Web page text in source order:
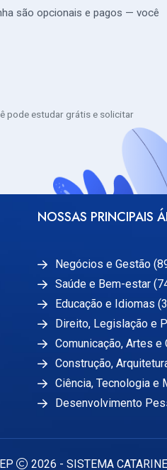
são opcionais e pagos — você
pode estudar grátis e solicitar
NOSSAS PRINCIPAIS
Negócios e Gestão
Saúde e Bem-estar
Educação e Idiomas
Direito, Legislação e
Comunicação, Artes e
Construção,
Ciência, Tecnologia e
Desenvolvimento
2026 - SISTEMA